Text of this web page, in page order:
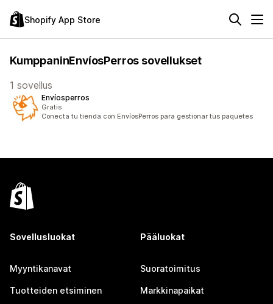
Shopify App Store
KumppaninEnvíosPerros sovellukset
1 sovellus
Envíosperros
Gratis
Conecta tu tienda con EnvíosPerros para gestionar tus paquetes
Sovellusluokat
Myyntikanavat
Tuotteiden etsiminen
Pääluokat
Suoratoimitus
Markkinapaikat